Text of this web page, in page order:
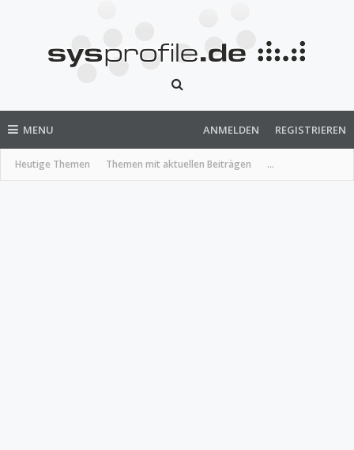
MENU
Heutige Themen Themen mit aktuellen Beiträgen ...
ANMELDEN REGISTRIEREN